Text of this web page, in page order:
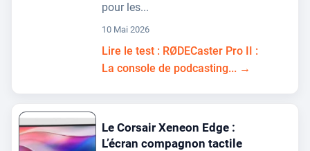
pour les...
10 Mai 2026
Lire le test : RØDECaster Pro II :
La console de podcasting... →
Le Corsair Xeneon Edge :
L’écran compagnon tactile